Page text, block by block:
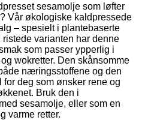
sesamolje som løfter
Vår økologiske kaldpressede
– spesielt i plantebaserte
ristede varianten har denne
som passer ypperlig i
wokretter. Den skånsomme
næringsstoffene og den
deg som ønsker rene og
Bruk den i
sesamolje, eller som en
varme retter.